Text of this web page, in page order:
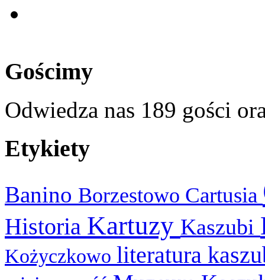
Gościmy
Odwiedza nas 189 gości
Etykiety
Banino Borzestowo Cartusia
Historia Kartuzy Kaszubi
Kożyczkowo literatura